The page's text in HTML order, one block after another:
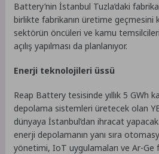
Battery’nin İstanbul Tuzla’daki
birlikte fabrikanın üretime geçmesini
sektörün öncüleri ve kamu
açılış yapılması da planlanıyor.
Enerji teknolojileri üssü
Reap Battery tesisinde yıllık 5 GWh
depolama sistemleri üretecek olan
dünyaya İstanbul’dan ihracat
enerji depolamanın yanı sıra
yönetimi, IoT uygulamaları ve Ar-Ge